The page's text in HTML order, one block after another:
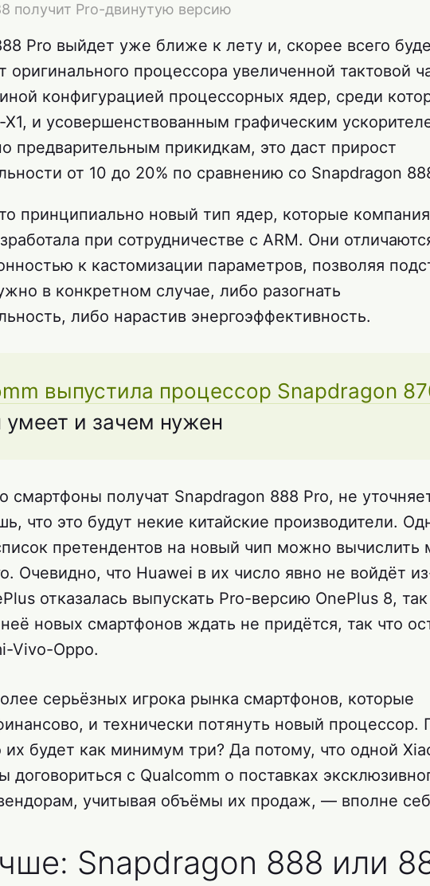
получит Pro-двинутую версию
Pro выйдет уже ближе к лету и, скорее всего
оригинального процессора увеличенной тактовой
конфигурацией процессорных ядер, среди
и усовершенствованным графическим
предварительным прикидкам, это даст прирост
от 10 до 20% по сравнению со Snapdragon
принципиально новый тип ядер, которые компания
при сотрудничестве с ARM. Они
к кастомизации параметров, позволяя
в конкретном случае, либо разогнать
либо нарастив энергоэффективность.
выпустила процессор Snapdragon
умеет и зачем нужен
смартфоны получат Snapdragon 888 Pro, не
что это будут некие китайские производители.
претендентов на новый чип можно вычислить
Очевидно, что Huawei в их число явно не войдёт
отказалась выпускать Pro-версию OnePlus 8, так
новых смартфонов ждать не придётся, так что
Vivo-Oppo.
серьёзных игрока рынка смартфонов, которые
и технически потянуть новый процессор.
их будет как минимум три? Да потому, что одной
договориться с Qualcomm о поставках
учитывая объёмы их продаж, — вполне
Snapdragon 888 или